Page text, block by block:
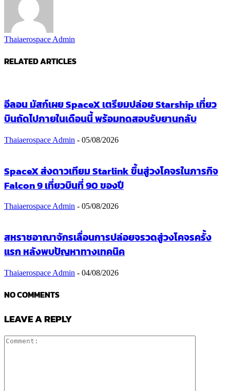
Thaiaerospace Admin
RELATED ARTICLES
อีลอน มัสก์เผย SpaceX เตรียมปล่อย Starship เที่ยว
บินถัดไปภายในเดือนนี้ พร้อมทดสอบรับยานกลับ
Thaiaerospace Admin - 05/08/2026
SpaceX ส่งดาวเทียม Starlink ขึ้นสู่วงโคจรในภารกิจ
Falcon 9 เที่ยวบินที่ 90 ของปี
Thaiaerospace Admin - 05/08/2026
สหราชอาณาจักรเลื่อนการปล่อยจรวดสู่วงโคจรครั้ง
แรก หลังพบปัญหาทางเทคนิค
Thaiaerospace Admin - 04/08/2026
NO COMMENTS
LEAVE A REPLY